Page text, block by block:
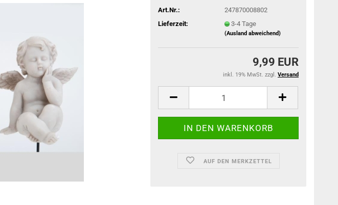
Art.Nr.:
247870008802
Lieferzeit:
3-4 Tage
(Ausland abweichend)
9,99 EUR
inkl. 19% MwSt. zzgl. Versand
AUF DEN MERKZETTEL